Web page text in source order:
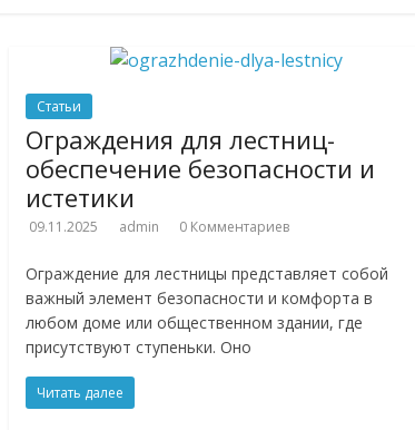
Статьи
Ограждения для лестниц-
обеспечение безопасности и
истетики
09.11.2025 admin 0 Комментариев
Ограждение для лестницы представляет собой
важный элемент безопасности и комфорта в
любом доме или общественном здании, где
присутствуют ступеньки. Оно
Читать далее